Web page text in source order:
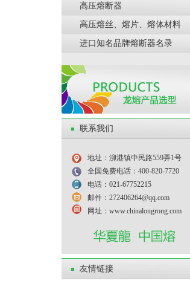
高压熔断器
高压熔丝、熔片、熔体材料
进口知名品牌熔断器名录
联系我们
地址：泖港镇中民路559弄1号
全国免费电话：400-820-7720
电话：021-67752215
邮件：272406264@qq.com
网址：www.chinalongrong.com
友情链接